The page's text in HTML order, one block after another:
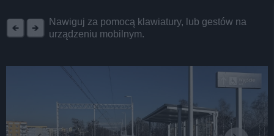
Nawiguj za pomocą klawiatury, lub gestów na
urządzeniu mobilnym.